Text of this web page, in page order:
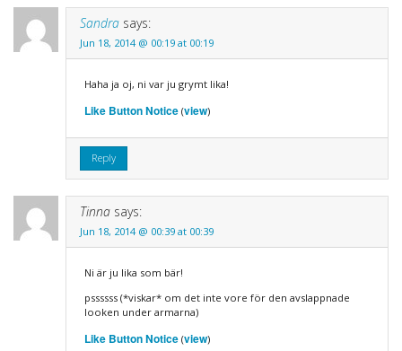
Sandra says:
Jun 18, 2014 @ 00:19 at 00:19
Haha ja oj, ni var ju grymt lika!
Like Button Notice(view)
Reply
Tinna says:
Jun 18, 2014 @ 00:39 at 00:39
Ni är ju lika som bär!
pssssss (*viskar* om det inte vore för den avslappnade
looken under armarna)
Like Button Notice(view)